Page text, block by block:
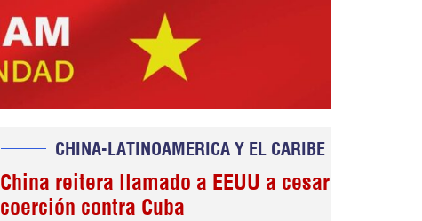
CHINA-LATINOAMERICA Y EL CARIBE
China reitera llamado a EEUU a cesar
coerción contra Cuba